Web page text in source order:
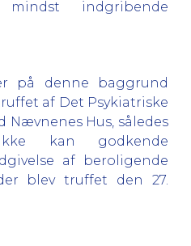
indgribende
på denne baggrund
af Det Psykiatriske
Hus, således
kan godkende
af beroligende
blev truffet den 27.